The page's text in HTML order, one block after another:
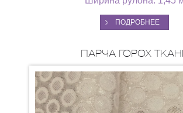
ПОДРОБНЕЕ
ПАРЧА ГОРОХ